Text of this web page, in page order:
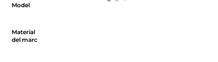
Model
Material
del marc